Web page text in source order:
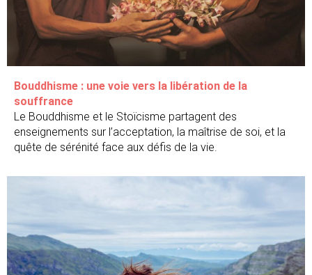
Bouddhisme : une voie vers la libération de la
souffrance
Le Bouddhisme et le Stoïcisme partagent des
enseignements sur l’acceptation, la maîtrise de soi, et la
quête de sérénité face aux défis de la vie.